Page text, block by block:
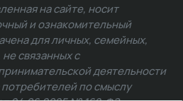
на сайте, носит
и ознакомительный
для личных, семейных,
связанных с
деятельности
по смыслу